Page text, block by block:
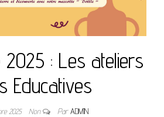
: Les ateliers
Educatives
2025 Non ParADMIN